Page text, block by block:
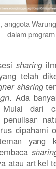
anggota
dalam
sharing
telah
sharing
. Ada
dari
dipahami
yang
atau artikel